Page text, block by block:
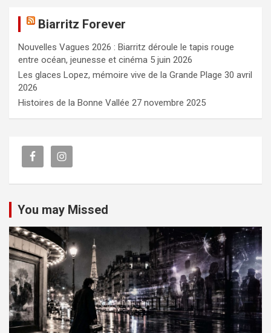
Biarritz Forever
Nouvelles Vagues 2026 : Biarritz déroule le tapis rouge
entre océan, jeunesse et cinéma 5 juin 2026
Les glaces Lopez, mémoire vive de la Grande Plage 30 avril
2026
Histoires de la Bonne Vallée 27 novembre 2025
You may Missed